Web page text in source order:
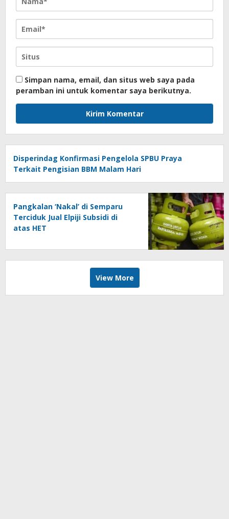
Simpan nama, email, dan situs web saya pada
peramban ini untuk komentar saya berikutnya.
Disperindag Konfirmasi Pengelola SPBU Praya
Terkait Pengisian BBM Malam Hari
Pangkalan ‘Nakal’ di Semparu
Terciduk Jual Elpiji Subsidi di
atas HET
View More